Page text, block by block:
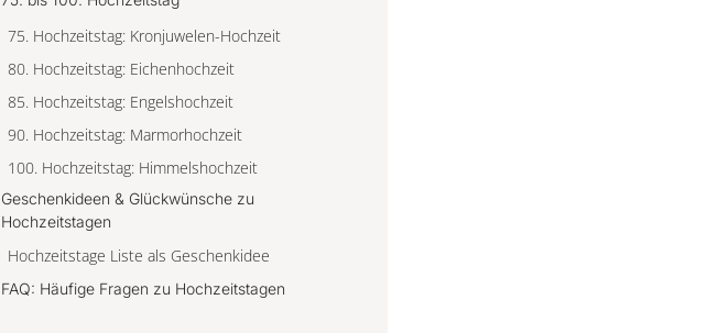
75. Hochzeitstag: Kronjuwelen-Hochzeit
80. Hochzeitstag: Eichenhochzeit
85. Hochzeitstag: Engelshochzeit
90. Hochzeitstag: Marmorhochzeit
100. Hochzeitstag: Himmelshochzeit
Geschenkideen & Glückwünsche zu
Hochzeitstagen
Hochzeitstage Liste als Geschenkidee
FAQ: Häufige Fragen zu Hochzeitstagen